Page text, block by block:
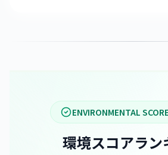
ENVIRONMENTAL
環境スコアラン